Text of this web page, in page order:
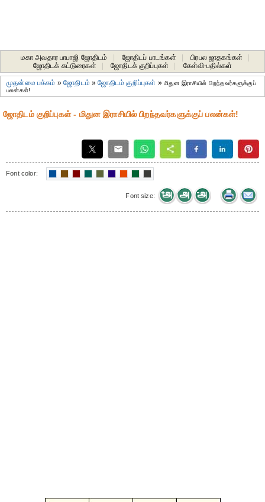
மகா அவதார பாபாஜி ஜோதிடம் ஜோதிடப் பாடங்கள் பிரபல ஜாதகங்கள்
ஜோதிடக் கட்டுரைகள்
ஜோதிடக் குறிப்புகள் கேள்வி-பதில்கள்
முதன்மை பக்கம் »ஜோதிடம் »ஜோதிடம் குறிப்புகள் » மிதுன இராசியில் பிறந்தவர்களுக்குப்
பலன்கள்!
ஜோதிடம் குறிப்புகள் - மிதுன இராசியில் பிறந்தவர்களுக்குப் பலன்கள்!
Font color:
Font size: